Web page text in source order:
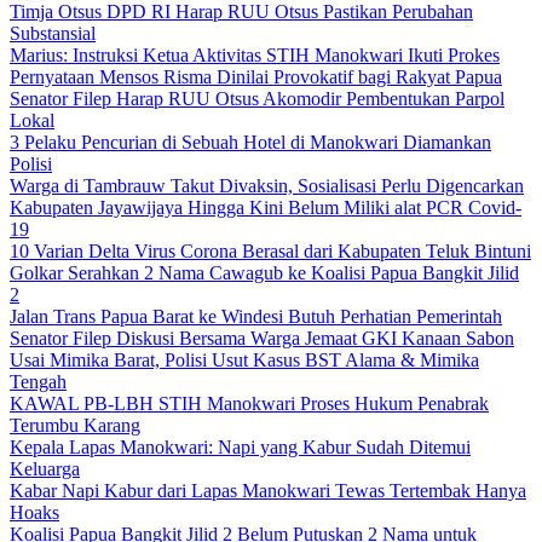
Timja Otsus DPD RI Harap RUU Otsus Pastikan Perubahan
Substansial
Marius: Instruksi Ketua Aktivitas STIH Manokwari Ikuti Prokes
Pernyataan Mensos Risma Dinilai Provokatif bagi Rakyat Papua
Senator Filep Harap RUU Otsus Akomodir Pembentukan Parpol
Lokal
3 Pelaku Pencurian di Sebuah Hotel di Manokwari Diamankan
Polisi
Warga di Tambrauw Takut Divaksin, Sosialisasi Perlu Digencarkan
Kabupaten Jayawijaya Hingga Kini Belum Miliki alat PCR Covid-
19
10 Varian Delta Virus Corona Berasal dari Kabupaten Teluk Bintuni
Golkar Serahkan 2 Nama Cawagub ke Koalisi Papua Bangkit Jilid
2
Jalan Trans Papua Barat ke Windesi Butuh Perhatian Pemerintah
Senator Filep Diskusi Bersama Warga Jemaat GKI Kanaan Sabon
Usai Mimika Barat, Polisi Usut Kasus BST Alama & Mimika
Tengah
KAWAL PB-LBH STIH Manokwari Proses Hukum Penabrak
Terumbu Karang
Kepala Lapas Manokwari: Napi yang Kabur Sudah Ditemui
Keluarga
Kabar Napi Kabur dari Lapas Manokwari Tewas Tertembak Hanya
Hoaks
Koalisi Papua Bangkit Jilid 2 Belum Putuskan 2 Nama untuk